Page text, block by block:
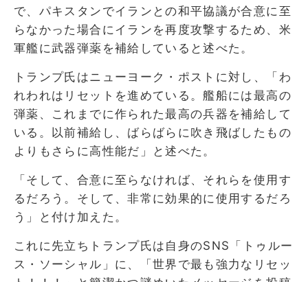
で、パキスタンでイランとの和平協議が合意に至
らなかった場合にイランを再度攻撃するため、米
軍艦に武器弾薬を補給していると述べた。
トランプ氏はニューヨーク・ポストに対し、「わ
れわれはリセットを進めている。艦船には最高の
弾薬、これまでに作られた最高の兵器を補給して
いる。以前補給し、ばらばらに吹き飛ばしたもの
よりもさらに高性能だ」と述べた。
「そして、合意に至らなければ、それらを使用す
るだろう。そして、非常に効果的に使用するだろ
う」と付け加えた。
これに先立ちトランプ氏は自身のSNS「トゥルー
ス・ソーシャル」に、「世界で最も強力なリセッ